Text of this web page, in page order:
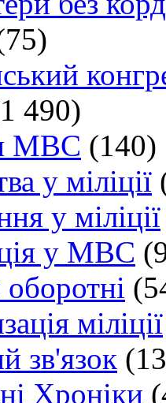
490)
МВС (140)
у міліції
у міліції
у МВС
міліції
зв'язок
Хроніки